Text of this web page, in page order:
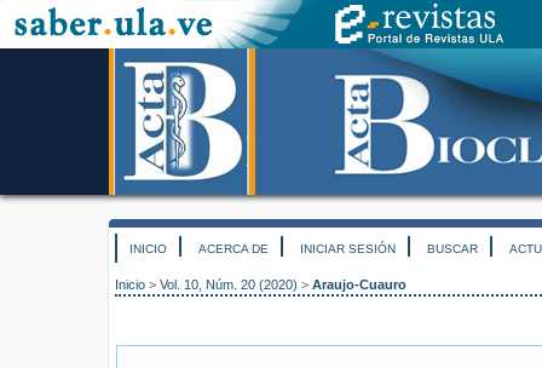
INICIO ACERCA DE INICIAR SESIÓN BUSCAR
Inicio > Vol. 10, Núm. 20 (2020) > Araujo-Cuauro